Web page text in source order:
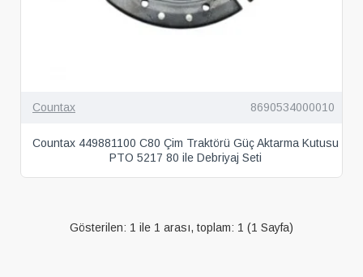
Countax 8690534000010
Countax 449881100 C80 Çim Traktörü Güç Aktarma Kutusu
PTO 5217 80 ile Debriyaj Seti
Gösterilen: 1 ile 1 arası, toplam: 1 (1 Sayfa)